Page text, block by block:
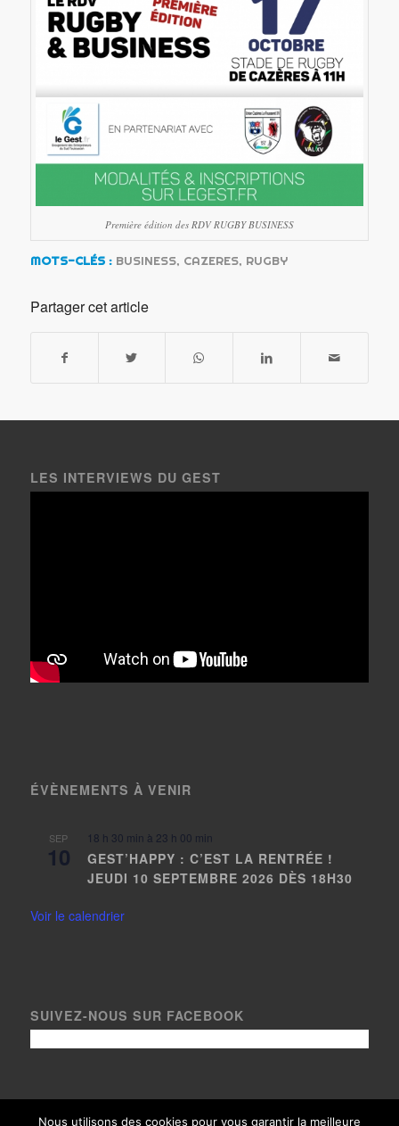
Première édition des RDV RUGBY BUSINESS
MOTS-CLÉS : BUSINESS, CAZERES, RUGBY
Partager cet article
LES INTERVIEWS DU GEST
ÉVÈNEMENTS À VENIR
SEP
10
18 h 30 min à 23 h 00 min
GEST’HAPPY : C’EST LA RENTRÉE !
JEUDI 10 SEPTEMBRE 2026 DÈS 18H30
Voir le calendrier
SUIVEZ-NOUS SUR FACEBOOK
Nous utilisons des cookies pour vous garantir la meilleure